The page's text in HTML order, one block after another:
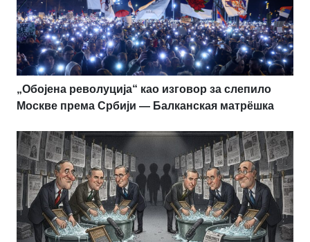
„Обојена револуција“ као изговор за слепило
Москве према Србији — Балканская матрёшка